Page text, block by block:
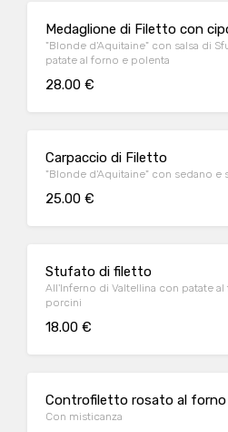
Medaglione di Filetto con
"Blonde d'Aquitaine" con salsa di
patate al forno e polenta
28.00 €
Carpaccio di Filetto
"Blonde d'Aquitaine" con sedano e
25.00 €
Stufato di filetto
All'Inferno di Valtellina con patate
porcini
18.00 €
Controfiletto rosato al forno
Con misticanza